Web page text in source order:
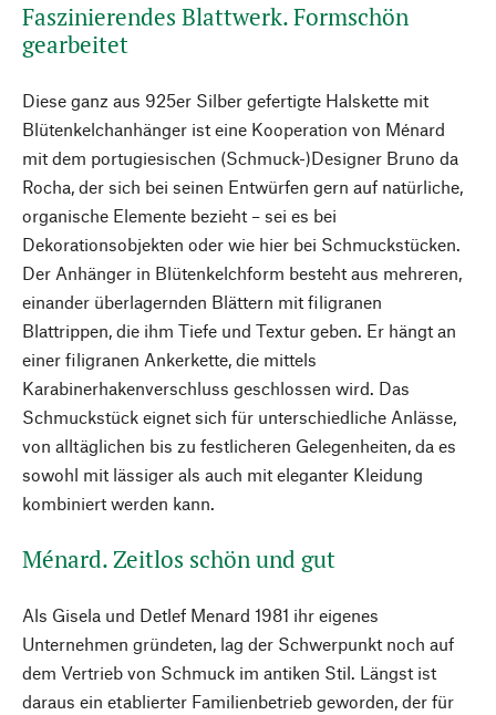
Faszinierendes Blattwerk. Formschön
gearbeitet
Diese ganz aus 925er Silber gefertigte Halskette mit
Blütenkelchanhänger ist eine Kooperation von Ménard
mit dem portugiesischen (Schmuck-)Designer Bruno da
Rocha, der sich bei seinen Entwürfen gern auf natürliche,
organische Elemente bezieht – sei es bei
Dekorationsobjekten oder wie hier bei Schmuckstücken.
Der Anhänger in Blütenkelchform besteht aus mehreren,
einander überlagernden Blättern mit filigranen
Blattrippen, die ihm Tiefe und Textur geben. Er hängt an
einer filigranen Ankerkette, die mittels
Karabinerhakenverschluss geschlossen wird. Das
Schmuckstück eignet sich für unterschiedliche Anlässe,
von alltäglichen bis zu festlicheren Gelegenheiten, da es
sowohl mit lässiger als auch mit eleganter Kleidung
kombiniert werden kann.
Ménard. Zeitlos schön und gut
Als Gisela und Detlef Menard 1981 ihr eigenes
Unternehmen gründeten, lag der Schwerpunkt noch auf
dem Vertrieb von Schmuck im antiken Stil. Längst ist
daraus ein etablierter Familienbetrieb geworden, der für